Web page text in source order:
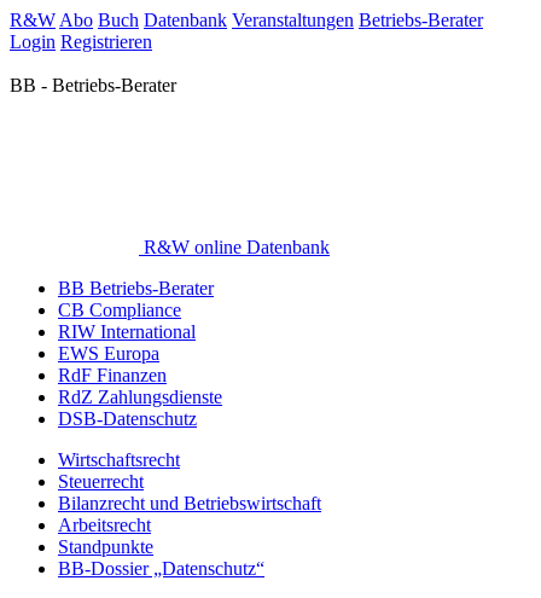
R&W Abo Buch Datenbank Veranstaltungen Betriebs-Berater
Login Registrieren
BB - Betriebs-Berater
R&W online Datenbank
BB Betriebs-Berater
CB Compliance
RIW International
EWS Europa
RdF Finanzen
RdZ Zahlungsdienste
DSB-Datenschutz
Wirtschaftsrecht
Steuerrecht
Bilanzrecht und Betriebswirtschaft
Arbeitsrecht
Standpunkte
BB-Dossier „Datenschutz“